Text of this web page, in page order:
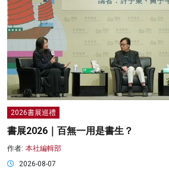
2026書展巡禮
書展2026｜百無一用是書生？
作者: 本社編輯部
2026-08-07